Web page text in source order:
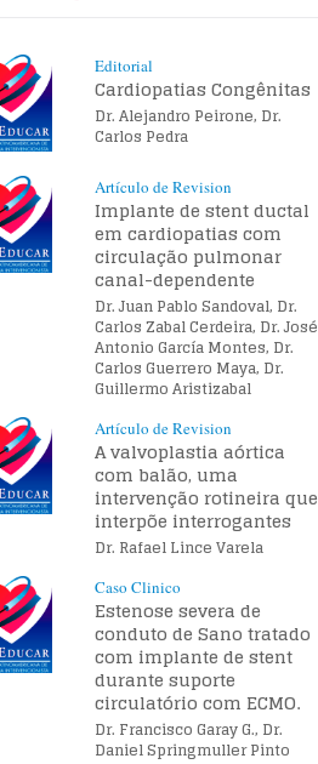
Editorial
Cardiopatias Congênitas
Dr. Alejandro Peirone, Dr.
Carlos Pedra
Artículo de Revision
Implante de stent ductal
em cardiopatias com
circulação pulmonar
canal-dependente
Dr. Juan Pablo Sandoval, Dr.
Carlos Zabal Cerdeira, Dr. José
Antonio García Montes, Dr.
Carlos Guerrero Maya, Dr.
Guillermo Aristizabal
Artículo de Revision
A valvoplastia aórtica
com balão, uma
intervenção rotineira que
interpõe interrogantes
Dr. Rafael Lince Varela
Caso Clinico
Estenose severa de
conduto de Sano tratado
com implante de stent
durante suporte
circulatório com ECMO.
Dr. Francisco Garay G., Dr.
Daniel Springmuller Pinto